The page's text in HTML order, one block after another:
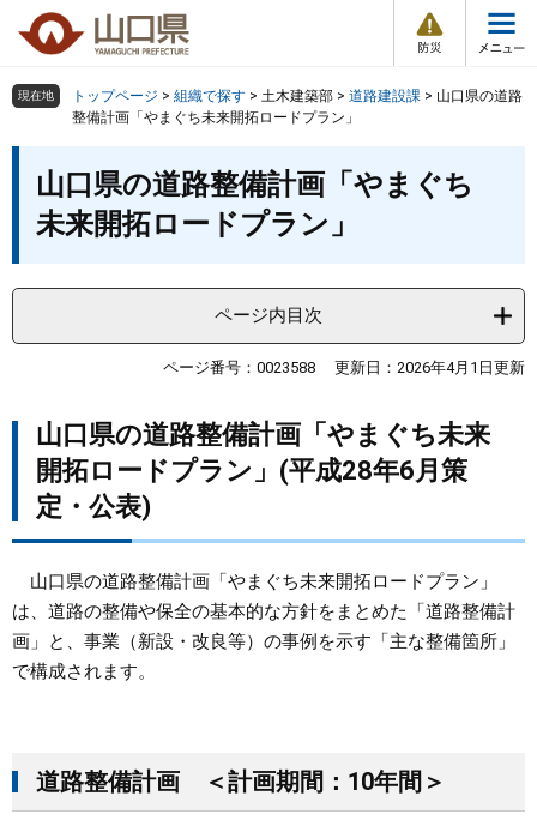
の
頭
ー
飛
情
報
メ
ュ
組織で探す
教育・文化・スポーツ
しごと・産業・観光
まちづくり
県政情報
検索の仕方 組織で探す サイトマップで探す
現在地 トップページ > 組織で探す > 土木建築部 > 道路建設課 > 山口県の道路
整備計画「やまぐち未来開拓ロードプラン」
山口県の道路整備計画「やまぐち
未来開拓ロードプラン」
ページ内目次
ページ番号：0023588 更新日：2026年4月1日更新
山口県の道路整備計画「やまぐち未来
開拓ロードプラン」(平成28年6月策
定・公表)
山口県の道路整備計画「やまぐち未来開拓ロードプラン」
は、道路の整備や保全の基本的な方針をまとめた「道路整備計
画」と、事業（新設・改良等）の事例を示す「主な整備箇所」
で構成されます。
道路整備計画 ＜計画期間：10年間＞